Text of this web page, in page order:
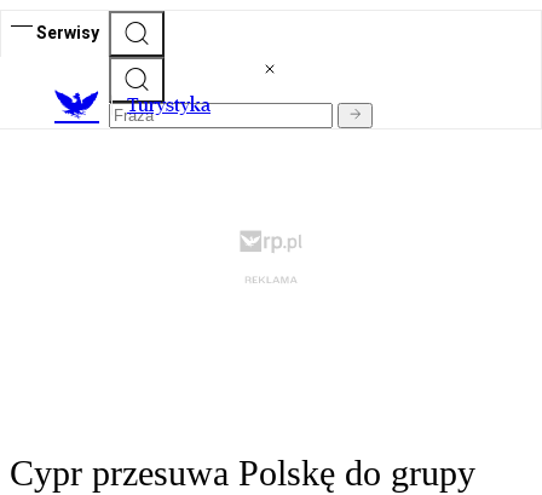
Serwisy
Turystyka
Cypr przesuwa Polskę do grupy